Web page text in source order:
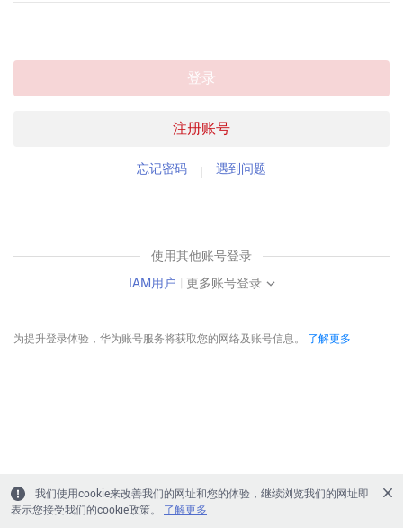
注册账号
登录
忘记密码 遇到问题
使用其他账号登录
IAM用户 | 更多账号登录
为提升登录体验，华为账号服务将获取您的网络及账号信息。 了解更多
我们使用cookie来改善我们的网址和您的体验，继续浏览我们的网址即
表示您接受我们的cookie政策。
了解更多